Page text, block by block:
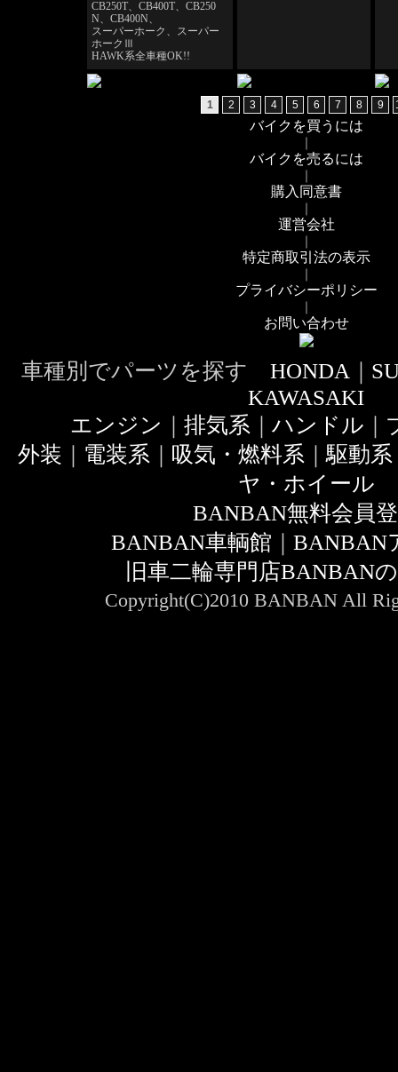
CB250T、CB400T、CB250
N、CB400N、
スーパーホーク、スーパー
ホークⅢ
HAWK系全車種OK!!
1 2 3 4 5 6 7 8 9
バイクを買うには
バイクを売るには
購入同意書
運営会社
特定商取引法の表示
プライバシーポリシー
お問い合わせ
車種別でパーツを探す HONDA
KAWASAKI
エンジン
排気系 ハンドル
外装
電装系 吸気・燃料系 ｜駆動系
ヤ・ホイール
BANBAN無料会員
BANBAN車輌館
BANBAN
旧車二輪専門店BANBAN
Copyright(C)2010 BANBAN All